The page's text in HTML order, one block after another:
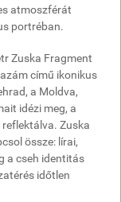
atmoszférát
portréban.
Zuska Fragment
című ikonikus
a Moldva,
idézi meg, a
Zuska
össze: lírai,
a cseh identitás
időtlen